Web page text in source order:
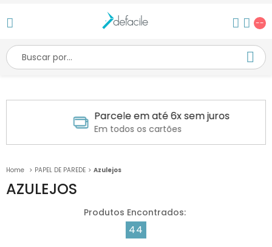
--
Parcele em até 6x sem juros
Em todos os cartões
PAPEL DE PAREDE Azulejos
AZULEJOS
44